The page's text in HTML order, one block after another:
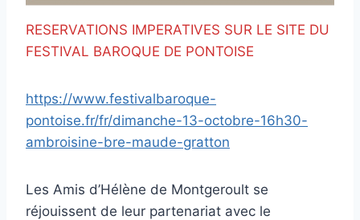
RESERVATIONS IMPERATIVES SUR LE SITE DU
FESTIVAL BAROQUE DE PONTOISE
https://www.festivalbaroque-
pontoise.fr/fr/dimanche-13-octobre-16h30-
ambroisine-bre-maude-gratton
Les Amis d’Hélène de Montgeroult se
réjouissent de leur partenariat avec le